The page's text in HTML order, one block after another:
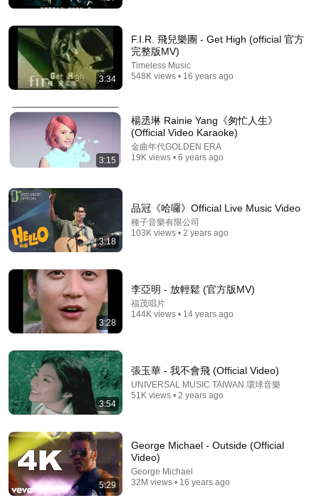
Khalil Fong (方大同) - Que Sera(無所謂) ft. Jane
Zhang(張靚穎) Official Music Video
25分鐘講完荷馬史詩《奧德賽》，完整劇情一口氣看
懂 | 這部西方文學的開山之作，到底有多精彩？
3:34
F.I.R. 飛兒樂團 - Get High (official 官方
完整版MV)
Timeless Music
548K views • 16 years ago
3:15
楊丞琳 Rainie Yang《匆忙人生》
(Official Video Karaoke)
金曲年代GOLDEN ERA
19K views • 6 years ago
3:18
品冠《哈囉》Official Live Music Video
種子音樂有限公司
103K views • 2 years ago
3:28
李亞明 - 放輕鬆 (官方版MV)
福茂唱片
144K views • 14 years ago
3:54
張玉華 - 我不會飛 (Official Video)
UNIVERSAL MUSIC TAIWAN 環球音樂
51K views • 2 years ago
5:29
George Michael - Outside (Official
Video)
George Michael
32M views • 16 years ago